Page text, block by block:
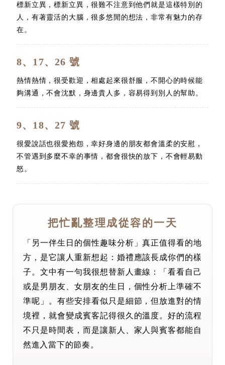
標新立異，標新立異，很難不注意到他們就是這樣特別的
人，有著靈活的大腦，很多悠閒的想法，非常有魅力的存
在。
8、17、26 號
熱情熱情，很受歡迎，相處起來很舒服，不開心的時候能
夠溝通，不會沈默，身邊貴人多，容易得到別人的幫助。
9、18、27 號
很愛說話也很愛抱怨，幸好身邊的朋友都會溫柔的安慰，
不管遇到多麼不幸的事情，都會很快的放下，不會輕易動
怒。
把忙亂整理成從容的一天
「另一伴生日的個性趣味分析」真正值得看的地
方，是它讓人重新想起：婚禮應該長成你們的樣
子。文中有一句我很想替新人畫線：「看看自己
或是男朋友、女朋友的生日，個性分析上準確不
準呢」。有些安排看似只是細節，但放進對的情
境裡，就會變成賓客記得很久的溫度。好的流程
不只是時間表，而是讓新人、家人與賓客都能自
然進入當下的節奏。